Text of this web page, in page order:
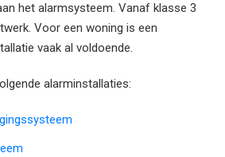
het alarmsysteem. Vanaf klasse 3
Voor een woning is een
vaak al voldoende.
alarminstallaties: